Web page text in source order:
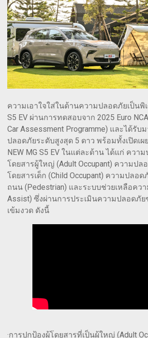
ความเอาใจใส่ในด้านความปลอดภัยเป็นพิ
S5 EV ผ่านการทดสอบจาก 2025 Euro
Car Assessment Programme) และได้รับ
ปลอดภัยระดับสูงสุด 5 ดาว พร้อมทั้งเปิดเ
NEW MG S5 EV ในแต่ละด้าน ได้แก่ ควา
โดยสารผู้ใหญ่ (Adult Occupant) ความปล
โดยสารเด็ก (Child Occupant) ความปลอ
ถนน (Pedestrian) และระบบช่วยเหลือคว
Assist) ซึ่งผ่านการประเมินความปลอดภัย
เข้มงวด ดังนี้
·การปกป้องผู้โดยสารที่เป็นผู้ใหญ่ (Adult